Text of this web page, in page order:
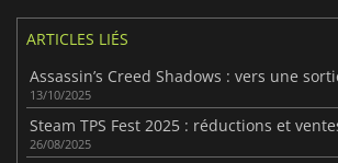
ARTICLES LIÉS
13/10/2025
26/08/2025